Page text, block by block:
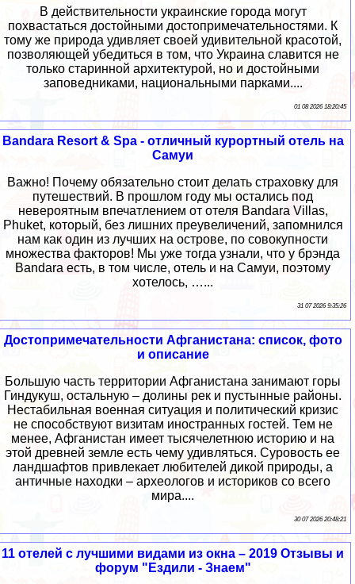
В действительности украинские города могут
похвастаться достойными достопримечательностями. К
тому же природа удивляет своей удивительной красотой,
позволяющей убедиться в том, что Украина славится не
только старинной архитектурой, но и достойными
заповедниками, национальными парками....
01 08 2026 18:20:45
Bandara Resort & Spa - отличный курортный отель на
Самуи
Важно! Почему обязательно стоит делать страховку для
путешествий. В прошлом году мы остались под
невероятным впечатлением от отеля Bandara Villas,
Phuket, который, без лишних преувеличений, запомнился
нам как один из лучших на острове, по совокупности
множества факторов! Мы уже тогда узнали, что у брэнда
Bandara есть, в том числе, отель и на Самуи, поэтому
хотелось, …...
31 07 2026 9:35:26
Достопримечательности Афганистана: список, фото
и описание
Большую часть территории Афганистана занимают горы
Гиндукуш, остальную – долины рек и пустынные районы.
Нестабильная военная ситуация и политический кризис
не способствуют визитам иностранных гостей. Тем не
менее, Афганистан имеет тысячелетнюю историю и на
этой древней земле есть чему удивляться. Суровость ее
ландшафтов привлекает любителей дикой природы, а
античные находки – археологов и историков со всего
мира....
30 07 2026 20:48:21
11 отелей с лучшими видами из окна – 2019 Отзывы и
форум "Ездили - Знаем"